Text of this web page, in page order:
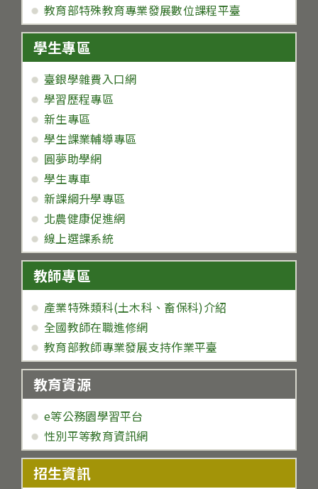
教育部特殊教育專業發展數位課程平臺
學生專區
臺銀學雜費入口網
學習歷程專區
新生專區
學生課業輔導專區
圓夢助學網
學生專車
新課綱升學專區
北農健康促進網
線上選課系統
教師專區
產業特殊類科(土木科、畜保科)介紹
全國教師在職進修網
教育部教師專業發展支持作業平臺
教育資源
e等公務園學習平台
性別平等教育資訊網
招生資訊